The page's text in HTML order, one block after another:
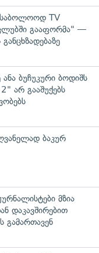
საბოლოოდ TV
გააფორმა" —
ბუჩუკური ბოდიშს
არ გააშუქებს
ბაკურ
მზია
დაკავშირებით
გამართავენ